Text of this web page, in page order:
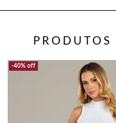
PRODUTOS
40% off